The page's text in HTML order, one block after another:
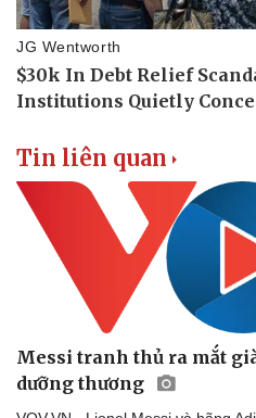
Tin liên quan
Messi tranh thủ ra mắt
dưỡng thương